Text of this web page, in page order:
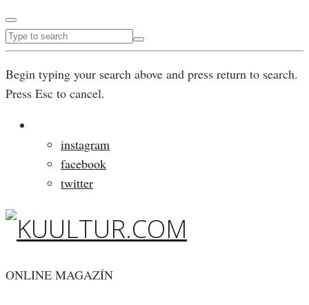
Begin typing your search above and press return to search.
Press Esc to cancel.
instagram
facebook
twitter
ONLINE MAGAZÍN